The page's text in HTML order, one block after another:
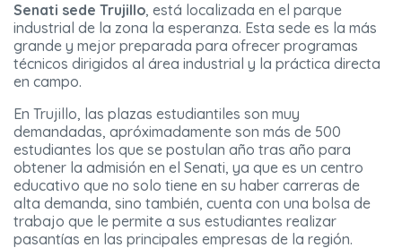
Senati sede Trujillo, está localizada en el parque
industrial de la zona la esperanza. Esta sede es la más
grande y mejor preparada para ofrecer programas
técnicos dirigidos al área industrial y la práctica directa
en campo.
En Trujillo, las plazas estudiantiles son muy
demandadas, apróximadamente son más de 500
estudiantes los que se postulan año tras año para
obtener la admisión en el Senati, ya que es un centro
educativo que no solo tiene en su haber carreras de
alta demanda, sino también, cuenta con una bolsa de
trabajo que le permite a sus estudiantes realizar
pasantías en las principales empresas de la región.